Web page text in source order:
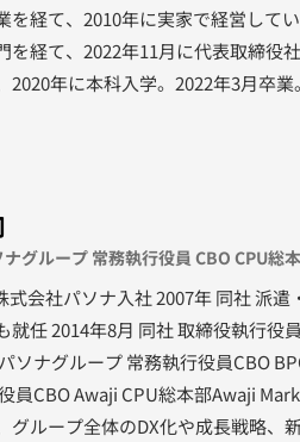
を経て、2010年に実家で経営して
を経て、2022年11月に代表取締役
2020年に本科入学。2022年3月卒業。
グループ 常務執行役員 CBO CPU
式会社パソナ入社 2007年 同社 派
就任 2014年8月 同社 取締役執行役
ソナグループ 常務執行役員CBO
員CBO Awaji CPU総本部Awaji
グループ全体のDX化や成長戦略、